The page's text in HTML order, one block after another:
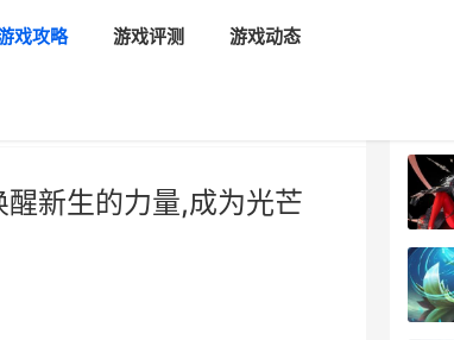
戏攻略 游戏评测 游戏动态
新生的力量,成为光芒